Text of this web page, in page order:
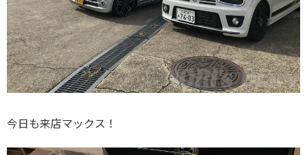
今日も来店マックス！